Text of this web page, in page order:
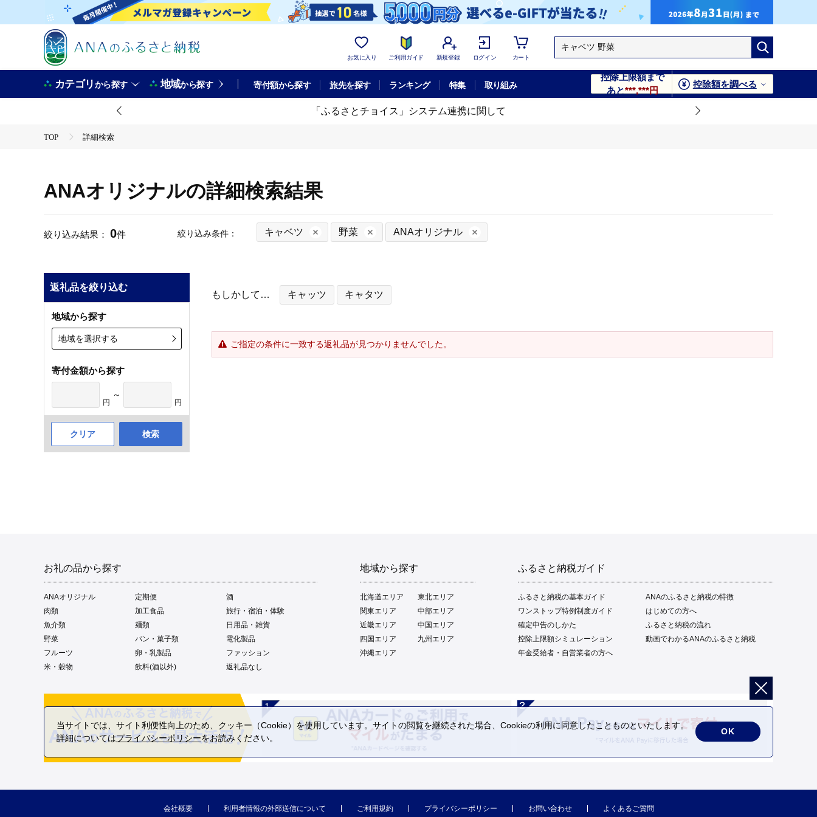
お気に入り ご利用ガイド 新規登録 ログイン カート
カテゴリから探す 地域から探す 寄付額から探す 旅先を探す ランキング 特集 取り組み
控除上限額まで
あと***,***円
控除額を調べる
「ふるさとチョイス」システム連携に関して
TOP 詳細検索
ANAオリジナルの詳細検索結果
絞り込み結果： 0件 絞り込み条件： キャベツ 野菜 ANAオリジナル
返礼品を絞り込む
地域から探す
地域を選択する
寄付金額から探す
円
～
円
クリア 検索
もしかして… キャッツ キャタツ
ご指定の条件に一致する返礼品が見つかりませんでした。
お礼の品から探す
ANAオリジナル 定期便
酒
肉類
加工食品
旅行・宿泊・体験
魚介類
麺類
日用品・雑貨
野菜
パン・菓子類
電化製品
フルーツ
卵・乳製品
ファッション
米・穀物
飲料(酒以外) 返礼品なし
地域から探す
北海道エリア
東北エリア
関東エリア
中部エリア
近畿エリア
中国エリア
四国エリア
九州エリア
沖縄エリア
ふるさと納税ガイド
ふるさと納税の基本ガイド
ANAのふるさと納税の特徴
ワンストップ特例制度ガイド
はじめての方へ
確定申告のしかた
ふるさと納税の流れ
控除上限額シミュレーション
動画でわかるANAのふるさと納税
年金受給者・自営業者の方へ
会社概要 利用者情報の外部送信について ご利用規約 プライバシーポリシー お問い合わせ よくあるご質問
当サイトでは、サイト利便性向上のため、クッキー（Cookie）を使用しています。サイトの閲覧を継続された場合、Cookieの利用に同意したことものといたします。
詳細についてはプライバシーポリシーをお読みください。
OK